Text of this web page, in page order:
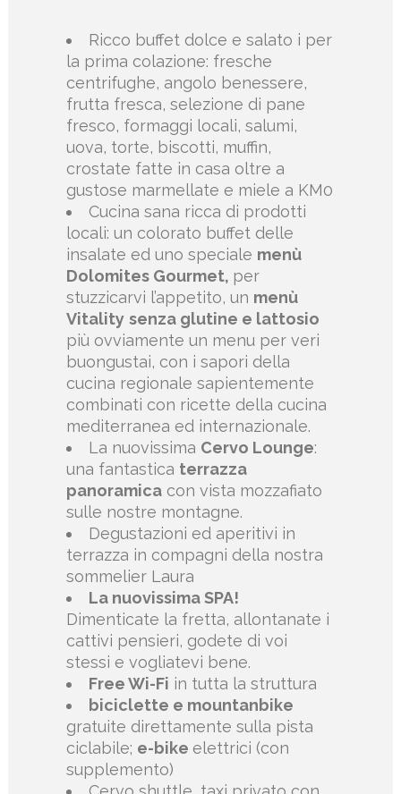
Ricco buffet dolce e salato i per
la prima colazione: fresche
centrifughe, angolo benessere,
frutta fresca, selezione di pane
fresco, formaggi locali, salumi,
uova, torte, biscotti, muffin,
crostate fatte in casa oltre a
gustose marmellate e miele a KM0
Cucina sana ricca di prodotti
locali: un colorato buffet delle
insalate ed uno speciale menù
Dolomites Gourmet, per
stuzzicarvi l’appetito, un menù
Vitality senza glutine e lattosio
più ovviamente un menu per veri
buongustai, con i sapori della
cucina regionale sapientemente
combinati con ricette della cucina
mediterranea ed internazionale.
La nuovissima Cervo Lounge:
una fantastica terrazza
panoramica con vista mozzafiato
sulle nostre montagne.
Degustazioni ed aperitivi in
terrazza in compagni della nostra
sommelier Laura
La nuovissima SPA!
Dimenticate la fretta, allontanate i
cattivi pensieri, godete di voi
stessi e vogliatevi bene.
Free Wi-Fi in tutta la struttura
biciclette e mountanbike
gratuite direttamente sulla pista
ciclabile; e-bike elettrici (con
supplemento)